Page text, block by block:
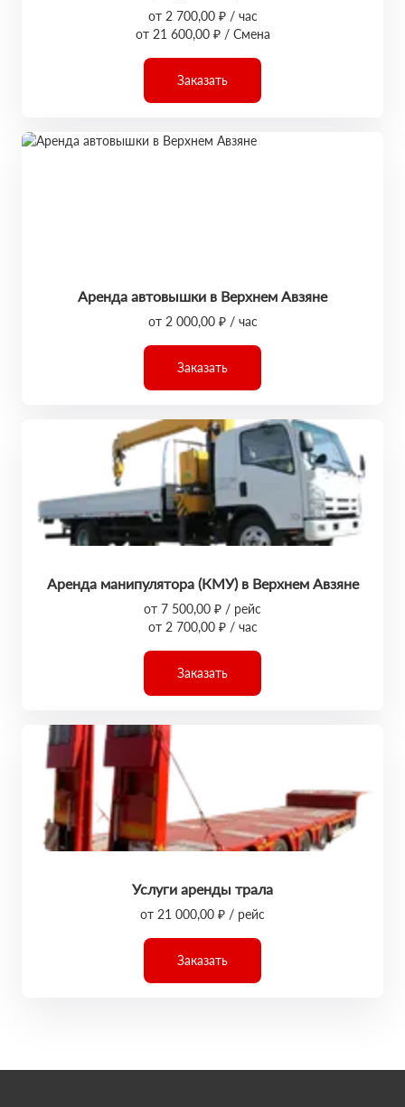
от 2 700,00 ₽ / час
от 21 600,00 ₽ / Смена
Заказать
Аренда автовышки в Верхнем Авзяне
от 2 000,00 ₽ / час
Заказать
Аренда манипулятора (КМУ) в Верхнем Авзяне
от 7 500,00 ₽ / рейс
от 2 700,00 ₽ / час
Заказать
Услуги аренды трала
от 21 000,00 ₽ / рейс
Заказать